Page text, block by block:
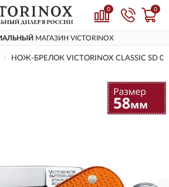
0 0
МАГАЗИН VICTORINOX
НОЖ-БРЕЛОК VICTORINOX CLASSIC SD